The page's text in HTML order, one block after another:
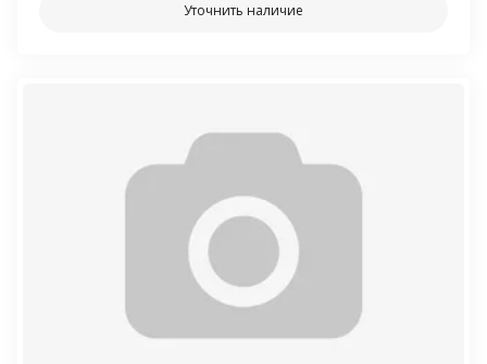
Уточнить наличие